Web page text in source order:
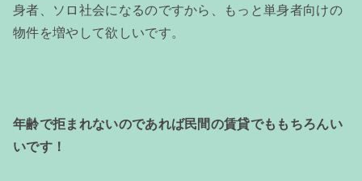
身者、ソロ社会になるのですから、もっと単身者向けの
物件を増やして欲しいです。
年齢で拒まれないのであれば民間の賃貸でももちろんい
いです！